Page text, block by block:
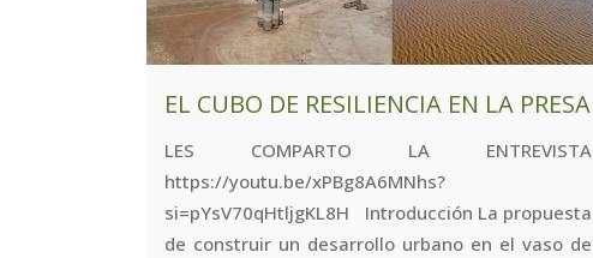
EL CUBO DE RESILIENCIA EN LA PRESA
LES COMPARTO LA ENTREVISTA
https://youtu.be/xPBg8A6MNhs?
si=pYsV70qHtljgKL8H Introducción La propuesta
de construir un desarrollo urbano en el vaso de